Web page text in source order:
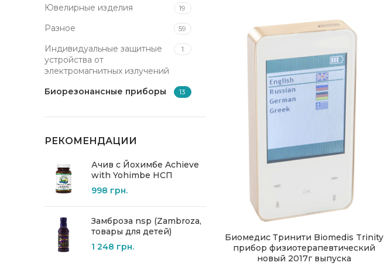
Ювелирные изделия 19
Разное 59
Индивидуальные защитные
устройства от
электромагнитных излучений
1
Биорезонансные приборы 13
РЕКОМЕНДАЦИИ
Ачив с Йохимбе Achieve
with Yohimbe НСП
998 грн.
Замброза nsp (Zambroza,
товары для детей)
1 248 грн.
В КОРЗИНУ
Биомедис Тринити Biomedis Trinity
прибор физиотерапевтический
новый 2017г выпуска